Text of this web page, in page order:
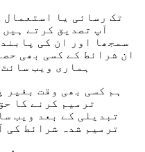
آپ تصدیق کرتے
سمجھا اور ان کی
ان شرائط کے کسی بھی
ہماری ویب
ہم کسی بھی وقت بغیر
ترمیم کرنے کا
تبدیلی کے بعد ویب
ترمیم شدہ شرائط کی